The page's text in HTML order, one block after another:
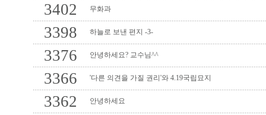
3402 무화과
3398 하늘로 보낸 편지 -3-
3376 안녕하세요? 교수님^^
3366 '다른 의견을 가질 권리'와 4.19국립묘지
3362 안녕하세요